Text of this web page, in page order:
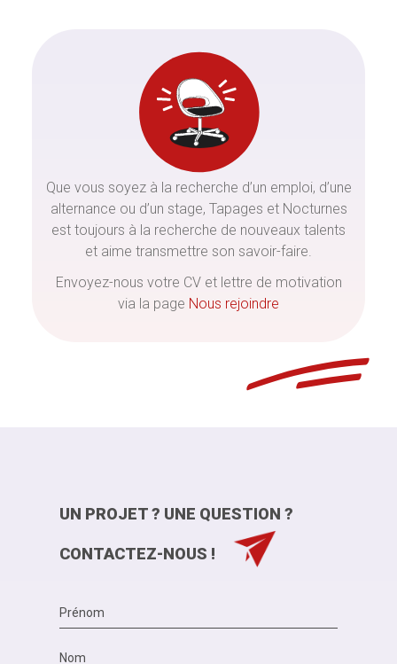
Que vous soyez à la recherche d’un emploi, d’une
alternance ou d’un stage, Tapages et Nocturnes
est toujours à la recherche de nouveaux talents
et aime transmettre son savoir-faire.
Envoyez-nous votre CV et lettre de motivation
via la page Nous rejoindre
UN PROJET ? UNE QUESTION ?
CONTACTEZ-NOUS !